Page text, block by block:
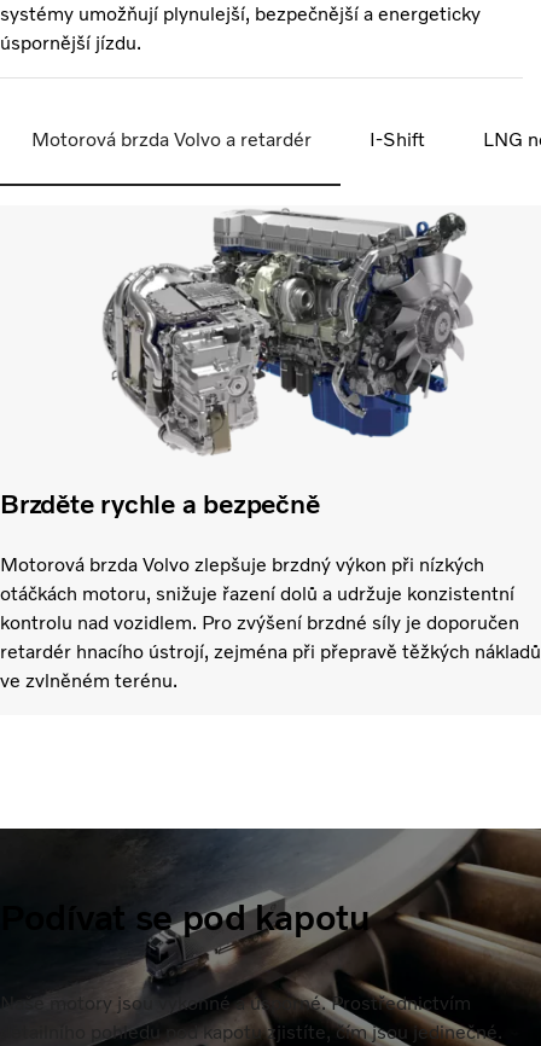
systémy umožňují plynulejší, bezpečnější a energeticky
úspornější jízdu.
Motorová brzda Volvo a retardér I-Shift LNG
Brzděte rychle a bezpečně
Motorová brzda Volvo zlepšuje brzdný výkon při nízkých
otáčkách motoru, snižuje řazení dolů a udržuje konzistentní
kontrolu nad vozidlem. Pro zvýšení brzdné síly je doporučen
retardér hnacího ústrojí, zejména při přepravě těžkých nákladů
ve zvlněném terénu.
Podívat se pod kapotu
Naše motory jsou výkonné a úsporné. Prostřednictvím
detailního pohledu pod kapotu zjistíte, čím jsou jedinečné.